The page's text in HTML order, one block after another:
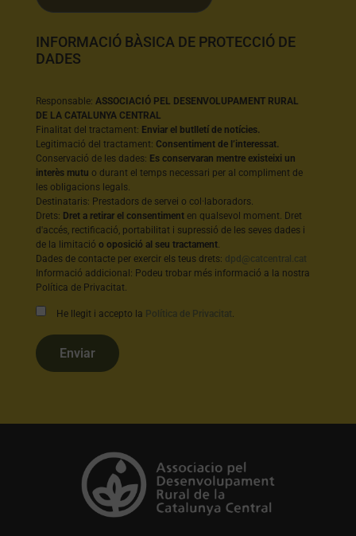
INFORMACIÓ BÀSICA DE PROTECCIÓ DE
DADES
Responsable: ASSOCIACIÓ PEL DESENVOLUPAMENT RURAL
DE LA CATALUNYA CENTRAL
Finalitat del tractament: Enviar el butlletí de notícies.
Legitimació del tractament:Consentiment de l’interessat.
Conservació de les dades: Es conservaran mentre existeixi un
interès mutu o durant el temps necessari per al compliment de
les obligacions legals.
Destinataris: Prestadors de servei o col·laboradors.
Drets: Dret a retirar el consentiment en qualsevol moment. Dret
d'accés, rectificació, portabilitat i supressió de les seves dades i
de la limitacióo oposició al seu tractament
Dades de contacte per exercir els teus drets: dpd@catcentral.cat
Informació addicional: Podeu trobar més informació a la nostra
Política de Privacitat.
He llegit i accepto la Política de Privacitat.
Enviar